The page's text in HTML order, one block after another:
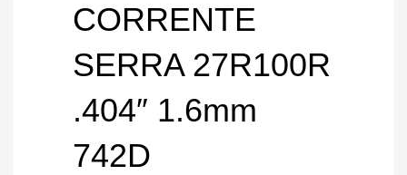
CORRENTE
SERRA 27R100R
.404″ 1.6mm
742D